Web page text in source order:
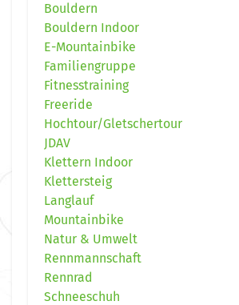
Bouldern
Bouldern Indoor
E-Mountainbike
Familiengruppe
Fitnesstraining
Freeride
Hochtour/Gletschertour
JDAV
Klettern Indoor
Klettersteig
Langlauf
Mountainbike
Natur & Umwelt
Rennmannschaft
Rennrad
Schneeschuh